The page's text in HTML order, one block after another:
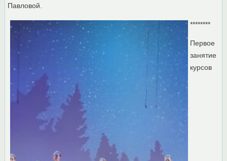
Павловой.
********
Первое
занятие
курсов